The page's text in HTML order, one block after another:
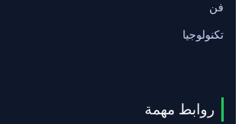
فن
تكنولوجيا
روابط مهمة